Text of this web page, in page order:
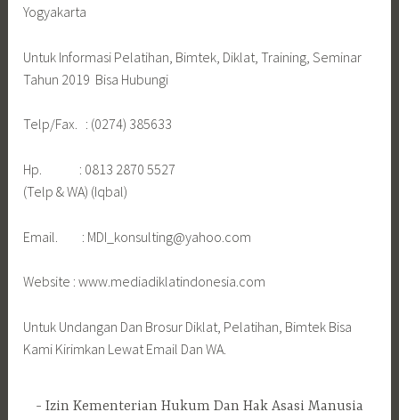
Yogyakarta
Untuk Informasi Pelatihan, Bimtek, Diklat, Training, Seminar
Tahun 2019 Bisa Hubungi
Telp/Fax. : (0274) 385633
Hp. : 0813 2870 5527
(Telp & WA) (Iqbal)
Email. : MDI_konsulting@yahoo.com
Website : www.mediadiklatindonesia.com
Untuk Undangan Dan Brosur Diklat, Pelatihan, Bimtek Bisa
Kami Kirimkan Lewat Email Dan WA.
Izin Kementerian Hukum Dan Hak Asasi Manusia